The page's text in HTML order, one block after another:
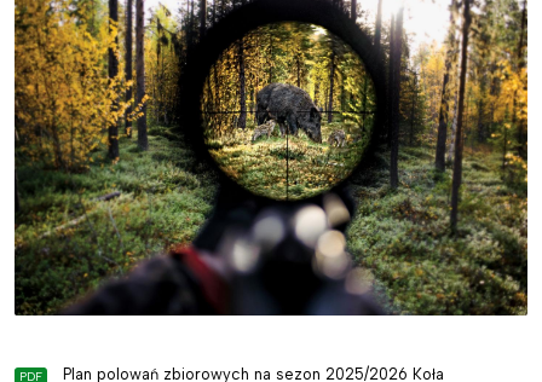
Plan polowań zbiorowych na sezon 2025/2026 Koła